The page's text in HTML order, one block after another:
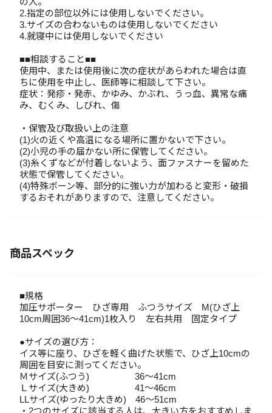
2.指定の部位以外には使用しないでください。
3.サイズの合わないものは使用しないでください
4.就寝中には使用しないでください
■■相談すること■■
使用中、または使用後に次の症状があらわれた場合は直
ちに使用を中止し、医師等に相談して下さい。
症状：発疹・発赤、かゆみ、かぶれ、うっ血、異常な痛
み、むくみ、しびれ、傷
・保管及び取扱い上の注意
(1)火の近くや高温になる場所に置かないで下さい。
(2)小児の手の届かない所に保管してください。
(3)糸くずなどが付着しないよう、面ファスナーを留めた
状態で保管してください。
(4)特殊ボーン等、部分的に強い力が加わると変形・破損
するおそれがありますので、注意してください。
商品スペック
■規格
加圧サポーター ひざ専用 ふつうサイズ M(ひざ上
10cm周囲36～41cm)1枚入り 左右共用 固定タイプ
●サイズの選び方：
イス等に座り、ひざを軽く曲げた状態で、ひざ上10cmの
周囲を目安に測ってください。
Ｍサイズ(ふつう) 36～41cm
Ｌサイズ(大きめ) 41～46cm
LLサイズ(ゆったり大きめ) 46～51cm
・2つのサイズに該当する人は、大きい方をおすすめしま